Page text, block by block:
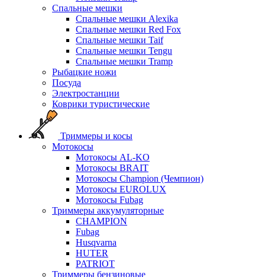
Спальные мешки
Спальные мешки Alexika
Спальные мешки Red Fox
Спальные мешки Taif
Спальные мешки Tengu
Спальные мешки Tramp
Рыбацкие ножи
Посуда
Электростанции
Коврики туристические
Триммеры и косы
Мотокосы
Мотокосы AL-KO
Мотокосы BRAIT
Мотокосы Champion (Чемпион)
Мотокосы EUROLUX
Мотокосы Fubag
Триммеры аккумуляторные
CHAMPION
Fubag
Husqvarna
HUTER
PATRIOT
Триммеры бензиновые